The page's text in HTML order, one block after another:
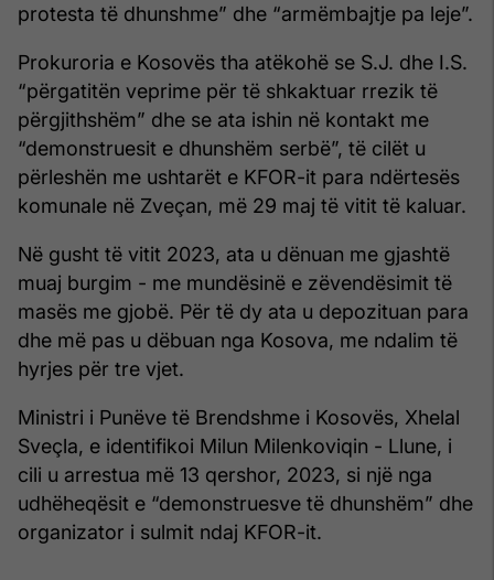
protesta të dhunshme” dhe “armëmbajtje pa leje”.
Prokuroria e Kosovës tha atëkohë se S.J. dhe I.S.
“përgatitën veprime për të shkaktuar rrezik të
përgjithshëm” dhe se ata ishin në kontakt me
“demonstruesit e dhunshëm serbë”, të cilët u
përleshën me ushtarët e KFOR-it para ndërtesës
komunale në Zveçan, më 29 maj të vitit të kaluar.
Në gusht të vitit 2023, ata u dënuan me gjashtë
muaj burgim - me mundësinë e zëvendësimit të
masës me gjobë. Për të dy ata u depozituan para
dhe më pas u dëbuan nga Kosova, me ndalim të
hyrjes për tre vjet.
Ministri i Punëve të Brendshme i Kosovës, Xhelal
Sveçla, e identifikoi Milun Milenkoviqin - Llune, i
cili u arrestua më 13 qershor, 2023, si një nga
udhëheqësit e “demonstruesve të dhunshëm” dhe
organizator i sulmit ndaj KFOR-it.